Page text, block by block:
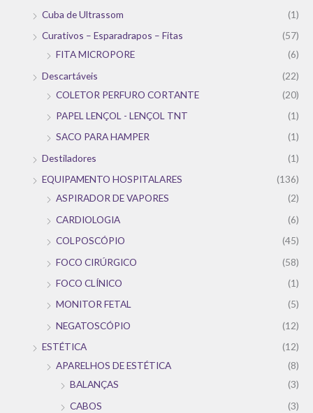
Cuba de Ultrassom
(1)
Curativos – Esparadrapos – Fitas
(57)
FITA MICROPORE
(6)
Descartáveis
(22)
COLETOR PERFURO CORTANTE
(20)
PAPEL LENÇOL - LENÇOL TNT
(1)
SACO PARA HAMPER
(1)
Destiladores
(1)
EQUIPAMENTO HOSPITALARES
(136)
ASPIRADOR DE VAPORES
(2)
CARDIOLOGIA
(6)
COLPOSCÓPIO
(45)
FOCO CIRÚRGICO
(58)
FOCO CLÍNICO
(1)
MONITOR FETAL
(5)
NEGATOSCÓPIO
(12)
ESTÉTICA
(12)
APARELHOS DE ESTÉTICA
(8)
BALANÇAS
(3)
CABOS
(3)